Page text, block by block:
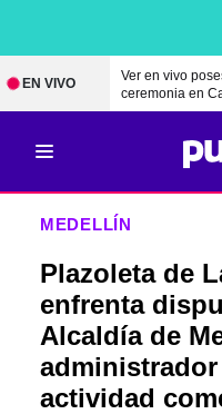
EN VIVO
Ver en vivo
ceremonia en
MEDELLÍN
Plazoleta de
enfrenta
Alcaldía de
actividad